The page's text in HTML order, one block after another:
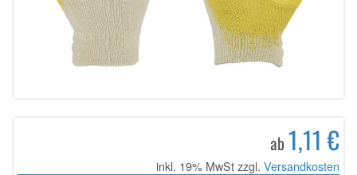
ab 1,11 €
inkl. 19% MwSt zzgl. Versandkosten